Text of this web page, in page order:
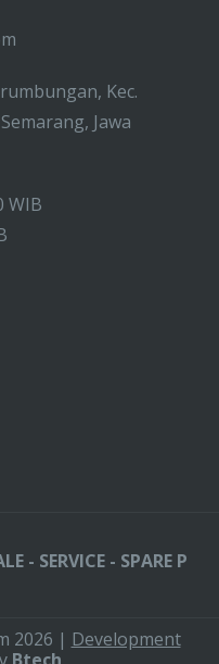
Kec.
Jawa
WIB
- SERVICE - SPARE PART -
2026 | Development